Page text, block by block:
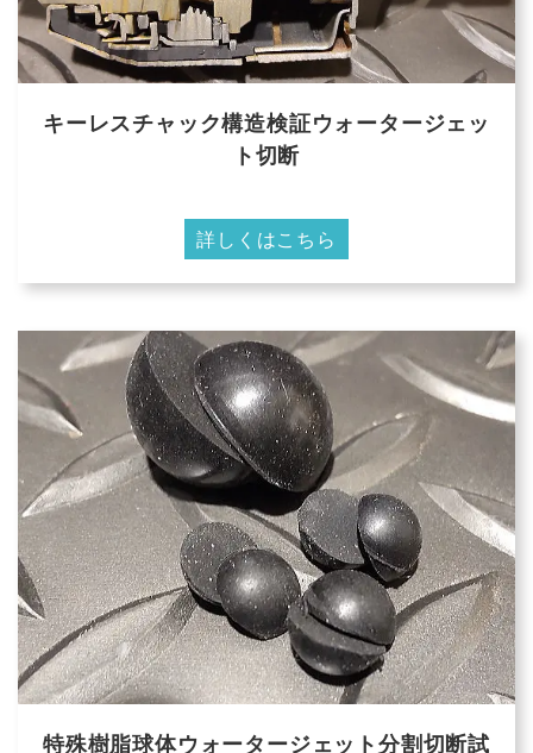
キーレスチャック構造検証ウォータージェッ
ト切断
詳しくはこちら
特殊樹脂球体ウォータージェット分割切断試